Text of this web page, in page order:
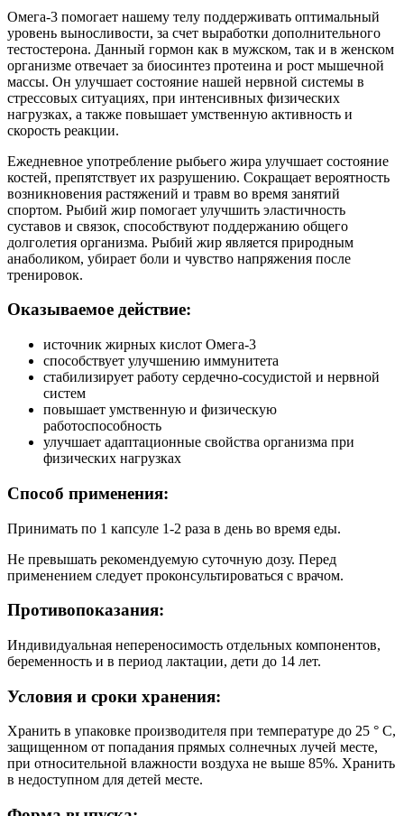
Омега-3 помогает нашему телу поддерживать оптимальный
уровень выносливости, за счет выработки дополнительного
тестостерона. Данный гормон как в мужском, так и в женском
организме отвечает за биосинтез протеина и рост мышечной
массы. Он улучшает состояние нашей нервной системы в
стрессовых ситуациях, при интенсивных физических
нагрузках, а также повышает умственную активность и
скорость реакции.
Ежедневное употребление рыбьего жира улучшает состояние
костей, препятствует их разрушению. Сокращает вероятность
возникновения растяжений и травм во время занятий
спортом. Рыбий жир помогает улучшить эластичность
суставов и связок, способствуют поддержанию общего
долголетия организма. Рыбий жир является природным
анаболиком, убирает боли и чувство напряжения после
тренировок.
Оказываемое действие:
источник жирных кислот Омега-3
способствует улучшению иммунитета
стабилизирует работу сердечно-сосудистой и нервной
систем
повышает умственную и физическую
работоспособность
улучшает адаптационные свойства организма при
физических нагрузках
Способ применения:
Принимать по 1 капсуле 1-2 раза в день во время еды.
Не превышать рекомендуемую суточную дозу. Перед
применением следует проконсультироваться с врачом.
Противопоказания:
Индивидуальная непереносимость отдельных компонентов,
беременность и в период лактации, дети до 14 лет.
Условия и сроки хранения:
Хранить в упаковке производителя при температуре до 25 ° С,
защищенном от попадания прямых солнечных лучей месте,
при относительной влажности воздуха не выше 85%. Хранить
в недоступном для детей месте.